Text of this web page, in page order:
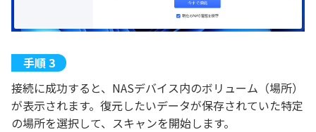
接続に成功すると、NASデバイス内のボリューム（場所）
が表示されます。復元したいデータが保存されていた特定
の場所を選択して、スキャンを開始します。